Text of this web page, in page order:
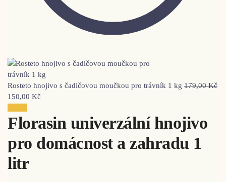
Rosteto hnojivo s čadičovou moučkou pro trávník 1 kg 179,00Kč
150,00 Kč
Florasin univerzální hnojivo
pro domácnost a zahradu 1
litr